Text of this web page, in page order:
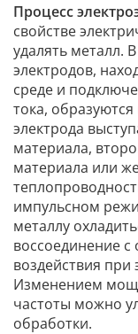
Процесс
свойстве
удалять металл.
электродов,
среде и
тока,
электрода
материала,
материала или
импульсном
металлу
воссоединение
воздействия при
Изменением
частоты можно
обработки.